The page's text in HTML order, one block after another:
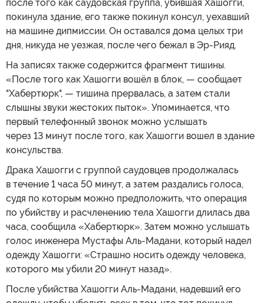
после того как саудовская группа, убившая Хашогги,
покинула здание, его также покинул консул, уехавший
на машине дипмиссии. Он оставался дома целых три
дня, никуда не уезжая, после чего бежал в Эр-Рияд.
На записях также содержится фрагмент тишины.
«После того как Хашогги вошёл в блок, — сообщает
"Хабертюрк", — тишина прервалась, а затем стали
слышны звуки жестоких пыток». Упоминается, что
первый телефонный звонок можно услышать
через 13 минут после того, как Хашогги вошел в здание
консульства.
Драка Хашогги с группой саудовцев продолжалась
в течение 1 часа 50 минут, а затем раздались голоса,
судя по которым можно предположить, что операция
по убийству и расчленению тела Хашогги длилась два
часа, сообщила «Хабертюрк». Затем можно услышать
голос инженера Мустафы Аль-Мадани, который надел
одежду Хашогги: «Страшно носить одежду человека,
которого мы убили 20 минут назад».
После убийства Хашогги Аль-Мадани, надевший его